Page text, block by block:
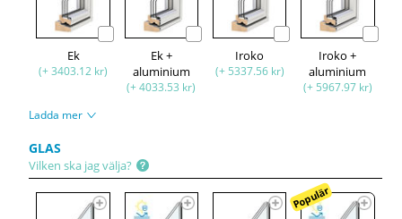
Ek
(+ 3403.12 kr)
Ek +
aluminium
(+ 4033.53 kr)
Iroko
(+ 5337.56 kr)
Iroko +
aluminium
(+ 5967.97 kr)
Ladda mer
GLAS
Vilken ska jag välja?
Populär